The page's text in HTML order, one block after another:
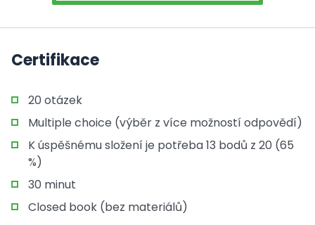
Certifikace
20 otázek
Multiple choice (výběr z více možností odpovědí)
K úspěšnému složení je potřeba 13 bodů z 20 (65
%)
30 minut
Closed book (bez materiálů)